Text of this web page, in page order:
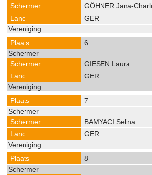
GÖHNER Jana-
GER
6
GIESEN Laura
GER
7
BAMYACI Selina
GER
8